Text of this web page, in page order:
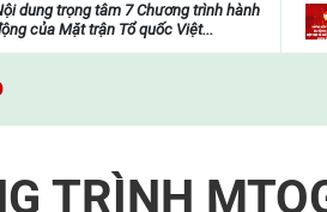
dung trọng tâm 7 Chương trình hành
của Mặt trận Tổ quốc Việt...
TRÌNH